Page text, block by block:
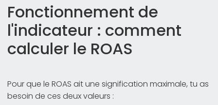
Fonctionnement de
l'indicateur : comment
calculer le ROAS
Pour que le ROAS ait une signification maximale, tu as
besoin de ces deux valeurs :